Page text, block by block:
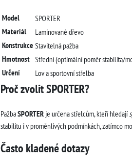
Model SPORTER
Materiál Laminované dřevo
Konstrukce Stavitelná pažba
Hmotnost Střední (optimální poměr stabilita/
Určení Lov a sportovní střelba
Proč zvolit SPORTER?
PažbaSPORTER je určena střelcům, kteří hledají
stabilitu i v proměnlivých podmínkách, zatímco
Často kladené dotazy